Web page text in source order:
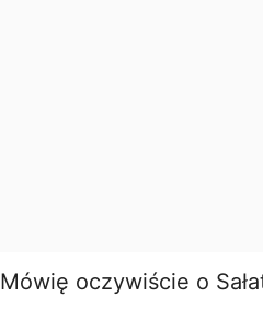
Mówię oczywiście o